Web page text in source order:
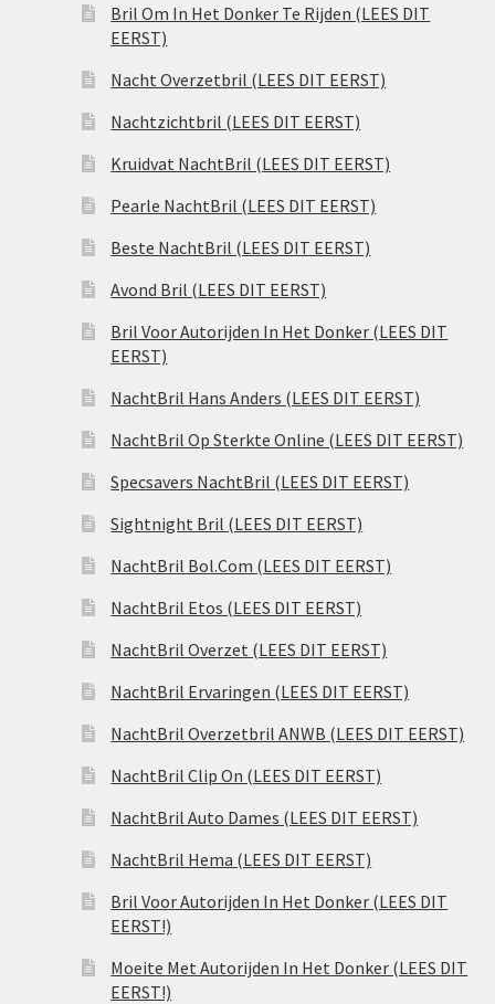
Bril Om In Het Donker Te Rijden (LEES DIT
EERST)
Nacht Overzetbril (LEES DIT EERST)
Nachtzichtbril (LEES DIT EERST)
Kruidvat NachtBril (LEES DIT EERST)
Pearle NachtBril (LEES DIT EERST)
Beste NachtBril (LEES DIT EERST)
Avond Bril (LEES DIT EERST)
Bril Voor Autorijden In Het Donker (LEES DIT
EERST)
NachtBril Hans Anders (LEES DIT EERST)
NachtBril Op Sterkte Online (LEES DIT EERST)
Specsavers NachtBril (LEES DIT EERST)
Sightnight Bril (LEES DIT EERST)
NachtBril Bol.Com (LEES DIT EERST)
NachtBril Etos (LEES DIT EERST)
NachtBril Overzet (LEES DIT EERST)
NachtBril Ervaringen (LEES DIT EERST)
NachtBril Overzetbril ANWB (LEES DIT EERST)
NachtBril Clip On (LEES DIT EERST)
NachtBril Auto Dames (LEES DIT EERST)
NachtBril Hema (LEES DIT EERST)
Bril Voor Autorijden In Het Donker (LEES DIT
EERST!)
Moeite Met Autorijden In Het Donker (LEES DIT
EERST!)